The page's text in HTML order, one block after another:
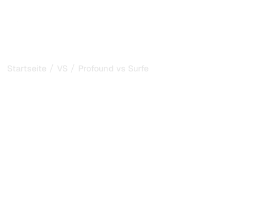
Startseite / VS / Profound vs SurferSEO